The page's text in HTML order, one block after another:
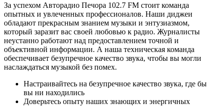
За успехом Авторадио Печора 102.7 FM стоит команда
опытных и увлеченных профессионалов. Наши диджеи
обладают прекрасным знанием музыки и энтузиазмом,
который заразит вас своей любовью к радио. Журналисты
неустанно работают над предоставлением точной и
объективной информации. А наша техническая команда
обеспечивает безупречное качество звука, чтобы вы могли
наслаждаться музыкой без помех.
Настраивайтесь на безупречное качество звука, где бы
вы ни находились
Доверьтесь опыту наших знающих и энергичных